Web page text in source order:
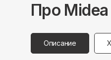
Про Midea
Описание